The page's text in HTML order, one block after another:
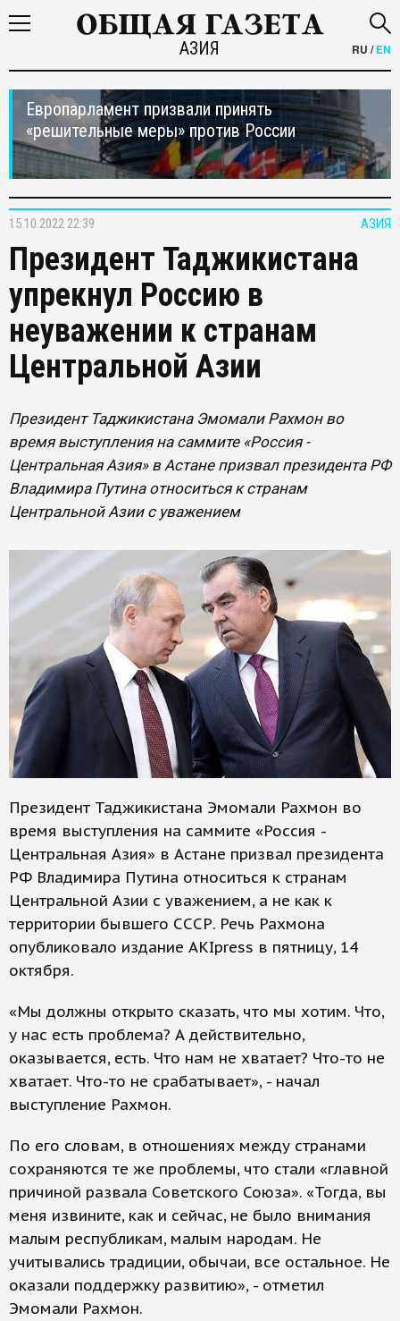
АЗИЯ RU /EN
Европарламент призвали принять
«решительные меры» против России
АЗИЯ
15.10.2022 22:39
Президент Таджикистана
упрекнул Россию в
неуважении к странам
Центральной Азии
Президент Таджикистана Эмомали Рахмон во
время выступления на саммите «Россия -
Центральная Азия» в Астане призвал президента РФ
Владимира Путина относиться к странам
Центральной Азии с уважением
Президент Таджикистана Эмомали Рахмон во
время выступления на саммите «Россия -
Центральная Азия» в Астане призвал президента
РФ Владимира Путина относиться к странам
Центральной Азии с уважением, а не как к
территории бывшего СССР. Речь Рахмона
опубликовало издание AKIpress в пятницу, 14
октября.
«Мы должны открыто сказать, что мы хотим. Что,
у нас есть проблема? А действительно,
оказывается, есть. Что нам не хватает? Что-то не
хватает. Что-то не срабатывает», - начал
выступление Рахмон.
По его словам, в отношениях между странами
сохраняются те же проблемы, что стали «главной
причиной развала Советского Союза». «Тогда, вы
меня извините, как и сейчас, не было внимания
малым республикам, малым народам. Не
учитывались традиции, обычаи, все остальное. Не
оказали поддержку развитию», - отметил
Эмомали Рахмон.